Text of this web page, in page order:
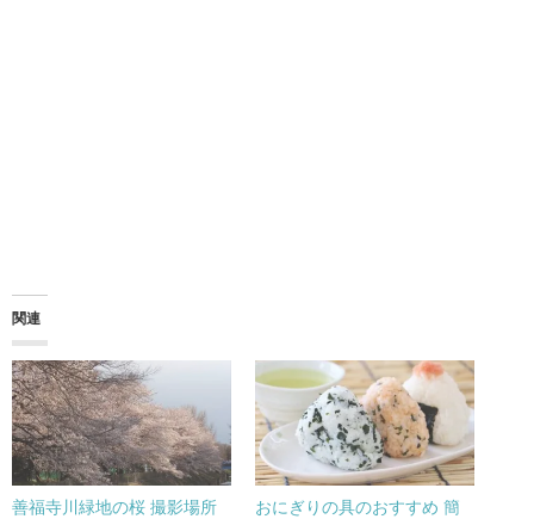
関連
善福寺川緑地の桜 撮影場所
おにぎりの具のおすすめ 簡